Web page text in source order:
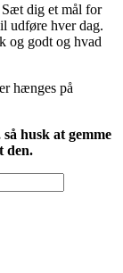
Sæt dig et mål for
udføre hver dag.
og godt og hvad
hænges på
husk at gemme
den.